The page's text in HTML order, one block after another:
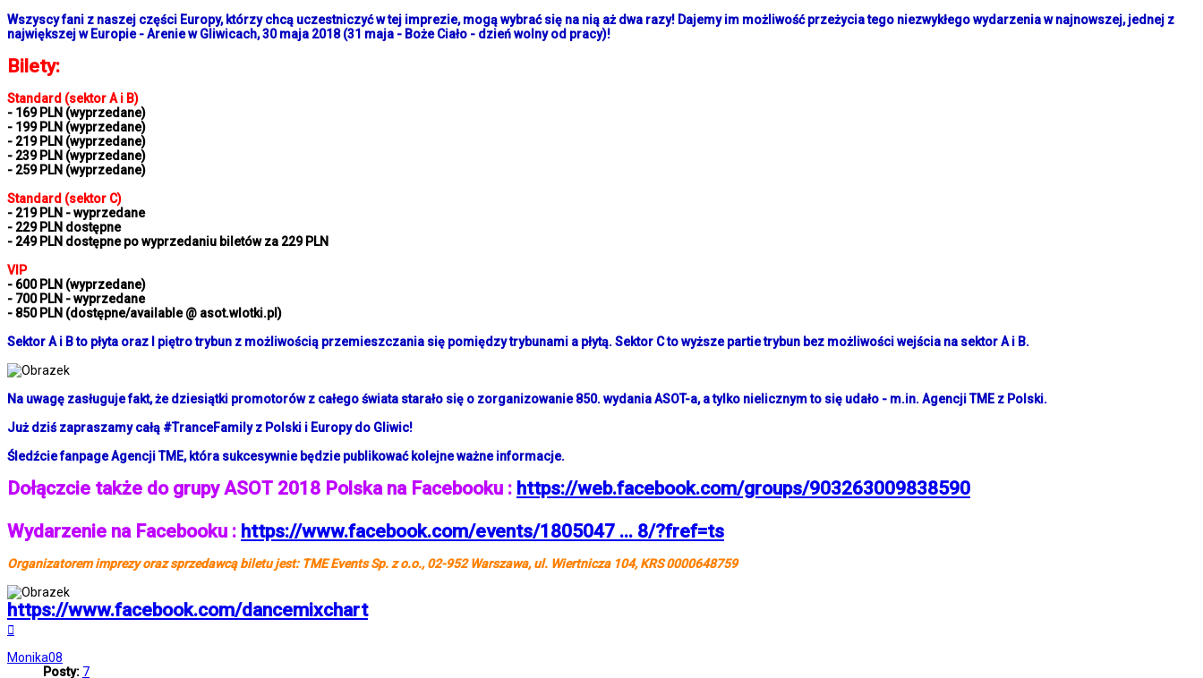
Wszyscy fani z naszej części Europy, którzy chcą uczestniczyć w tej imprezie, mogą wybrać się na nią aż dwa razy! Dajemy im możliwość przeżycia tego niezwykłego wydarzenia w najnowszej, jednej z
największej w Europie - Arenie w Gliwicach, 30 maja 2018 (31 maja - Boże Ciało - dzień wolny od pracy)!
Bilety:
Standard (sektor A i B)
- 169 PLN (wyprzedane)
- 199 PLN (wyprzedane)
- 219 PLN (wyprzedane)
- 239 PLN (wyprzedane)
- 259 PLN (wyprzedane)
Standard (sektor C)
- 219 PLN - wyprzedane
- 229 PLN dostępne
- 249 PLN dostępne po wyprzedaniu biletów za 229 PLN
VIP
- 600 PLN (wyprzedane)
- 700 PLN - wyprzedane
- 850 PLN (dostępne/available @ asot.wlotki.pl)
Sektor A i B to płyta oraz I piętro trybun z możliwością przemieszczania się pomiędzy trybunami a płytą. Sektor C to wyższe partie trybun bez możliwości wejścia na sektor A i B.
Na uwagę zasługuje fakt, że dziesiątki promotorów z całego świata starało się o zorganizowanie 850. wydania ASOT-a, a tylko nielicznym to się udało - m.in. Agencji TME z Polski.
Już dziś zapraszamy całą #TranceFamily z Polski i Europy do Gliwic!
Śledźcie fanpage Agencji TME, która sukcesywnie będzie publikować kolejne ważne informacje.
Dołączcie także do grupy ASOT 2018 Polska na Facebooku : https://web.facebook.com/groups/903263009838590
Wydarzenie na Facebooku : https://www.facebook.com/events/1805047 ... 8/?fref=ts
Organizatorem imprezy oraz sprzedawcą biletu jest: TME Events Sp. z o.o., 02-952 Warszawa, ul. Wiertnicza 104, KRS 0000648759
https://www.facebook.com/dancemixchart
Monika08
Posty: 7